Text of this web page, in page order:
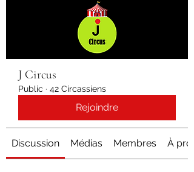
J Circus
Public · 42 Circassiens
Rejoindre
Discussion Médias Membres À